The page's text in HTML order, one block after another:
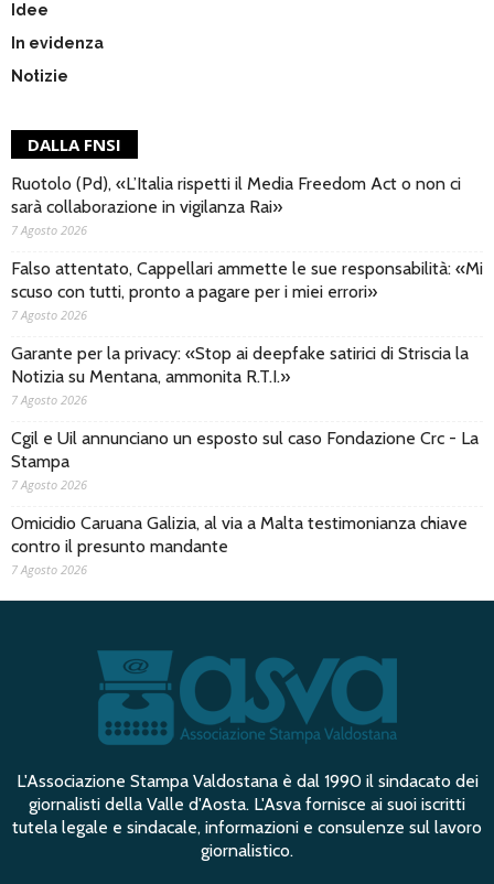
Idee
In evidenza
Notizie
DALLA FNSI
Ruotolo (Pd), «L’Italia rispetti il Media Freedom Act o non ci
sarà collaborazione in vigilanza Rai»
7 Agosto 2026
Falso attentato, Cappellari ammette le sue responsabilità: «Mi
scuso con tutti, pronto a pagare per i miei errori»
7 Agosto 2026
Garante per la privacy: «Stop ai deepfake satirici di Striscia la
Notizia su Mentana, ammonita R.T.I.»
7 Agosto 2026
Cgil e Uil annunciano un esposto sul caso Fondazione Crc - La
Stampa
7 Agosto 2026
Omicidio Caruana Galizia, al via a Malta testimonianza chiave
contro il presunto mandante
7 Agosto 2026
L'Associazione Stampa Valdostana è dal 1990 il sindacato dei
giornalisti della Valle d'Aosta. L'Asva fornisce ai suoi iscritti
tutela legale e sindacale, informazioni e consulenze sul lavoro
giornalistico.